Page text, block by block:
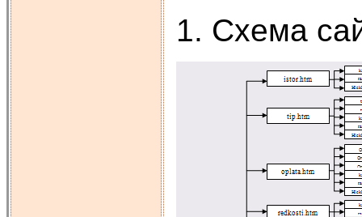
1. Схема